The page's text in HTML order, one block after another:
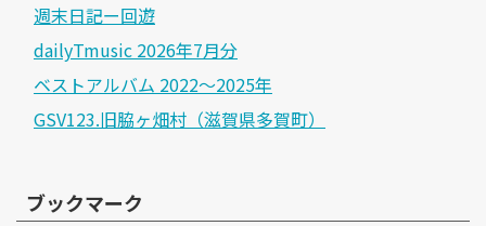
週末日記ー回遊
dailyTmusic 2026年7月分
ベストアルバム 2022～2025年
GSV123.旧脇ヶ畑村（滋賀県多賀町）
ブックマーク